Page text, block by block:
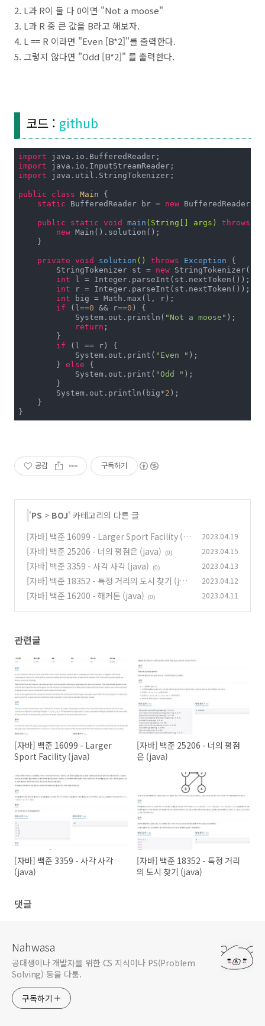
2. L과 R이 둘 다 0이면 "Not a moose"
3. L과 R 중 큰 값을 B라고 해보자.
4. L == R 이라면 "Even [B*2]"를 출력한다.
5. 그렇지 않다면 "Odd [B*2]" 를 출력한다.
코드 : github
import
import
import java.util.StringTokenizer;
public class Main
{
static BufferedReader br = new BufferedReader(
public static void main (String[] args) throws
new Main().solution();
    }
private void solution () throws Exception {
        StringTokenizer st =
new
int l = Integer.parseInt(st.nextToken());
int r = Integer.parseInt(st.nextToken());
int big = Math.max(l, r);
if (l==0 && r==0 ) {
            System.out.println(
"Not a moose" );
return ;
        }
if (l == r) {
            System.out.print(
"Even " );
        }
else {
            System.out.print(
"Odd " );
        }
        System.out.println(big*
2 );
    }
}
공감 구독하기
'PS > BOJ' 카테고리의 다른 글
[자바] 백준 16099 - Larger Sport Facility (ja
va)
(0)
2023.04.19
[자바] 백준 25206 - 너의 평점은 (java) (0) 2023.04.15
[자바] 백준 3359 - 사각 사각 (java) (0) 2023.04.13
[자바] 백준 18352 - 특정 거리의 도시 찾기 (jav
a) (0)
2023.04.12
[자바] 백준 16200 - 해커톤 (java) (0) 2023.04.11
관련글
[자바] 백준 16099 - Larger
Sport Facility (java)
[자바] 백준 25206 - 너의 평점
은 (java)
[자바] 백준 3359 - 사각 사각
(java)
[자바] 백준 18352 - 특정 거리
의 도시 찾기 (java)
댓글
Nahwasa
공대생이나 개발자를 위한 CS 지식이나 PS(Problem
Solving) 등을 다룸.
구독하기